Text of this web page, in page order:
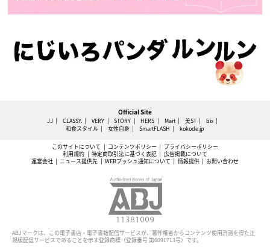
Official Site
JJ CLASSY. VERY STORY HERS Mart 美ST
bis
和食スタイル
女性自身 SmartFLASH kokode.jp
このサイトについて コンテンツポリシー
プライバシーポリシー
利用規約
特定商取引法に基づく表記
広告掲載について
運営会社
ニュース提供先 WEBプッシュ通知について 情報提供 お問い合わせ
ABJマークは、この電子書店・電子書籍配信サービスが、著作権者からコンテンツ使用許諾を得た正
規版配信サービスであることを示す登録商標（登録番号 第6091713号）です。